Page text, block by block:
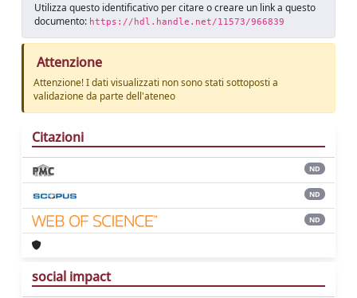
Utilizza questo identificativo per citare o creare un link a questo
documento: https://hdl.handle.net/11573/966839
Attenzione
Attenzione! I dati visualizzati non sono stati sottoposti a
validazione da parte dell'ateneo
Citazioni
ND
ND
ND
social impact